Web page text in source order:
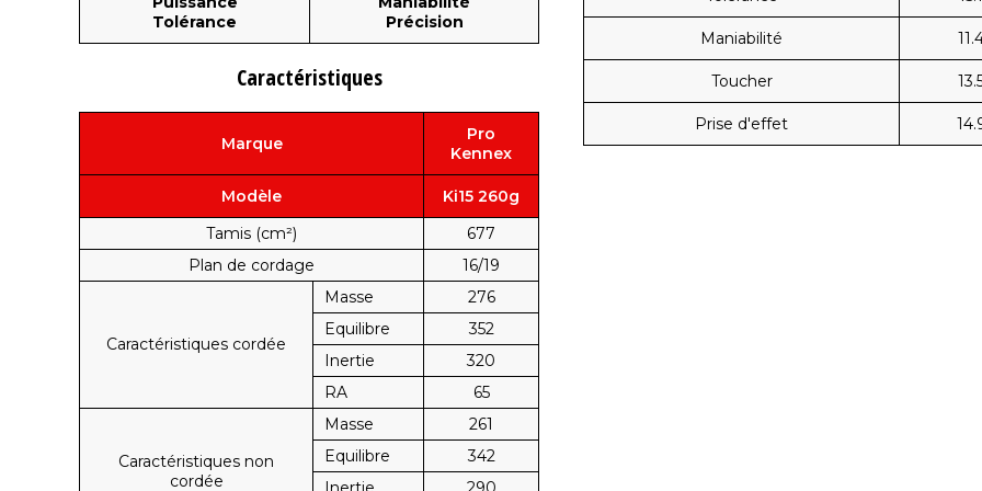
Tolérance
Précision
Caractéristiques
Marque
Pro
Kennex
Modèle
Ki15 260g
Tamis (cm²)
677
Plan de cordage
16/19
Caractéristiques cordée
Masse
276
Equilibre
352
Inertie
320
RA
65
Caractéristiques non
cordée
Masse
261
Equilibre
342
Maniabilité
Toucher
Prise d'effet